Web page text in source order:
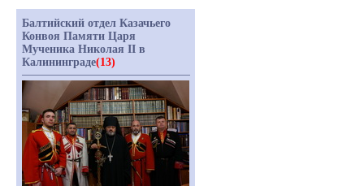
Балтийский отдел Казачьего
Конвоя Памяти Царя
Мученика Николая II в
Калининграде(13)